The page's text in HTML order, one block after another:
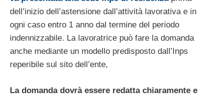
dell’inizio dell’astensione dall’attività lavorativa e in
ogni caso entro 1 anno dal termine del periodo
indennizzabile. La lavoratrice può fare la domanda
anche mediante un modello predisposto dall’Inps
reperibile sul sito dell’ente,
La domanda dovrà essere redatta chiaramente e